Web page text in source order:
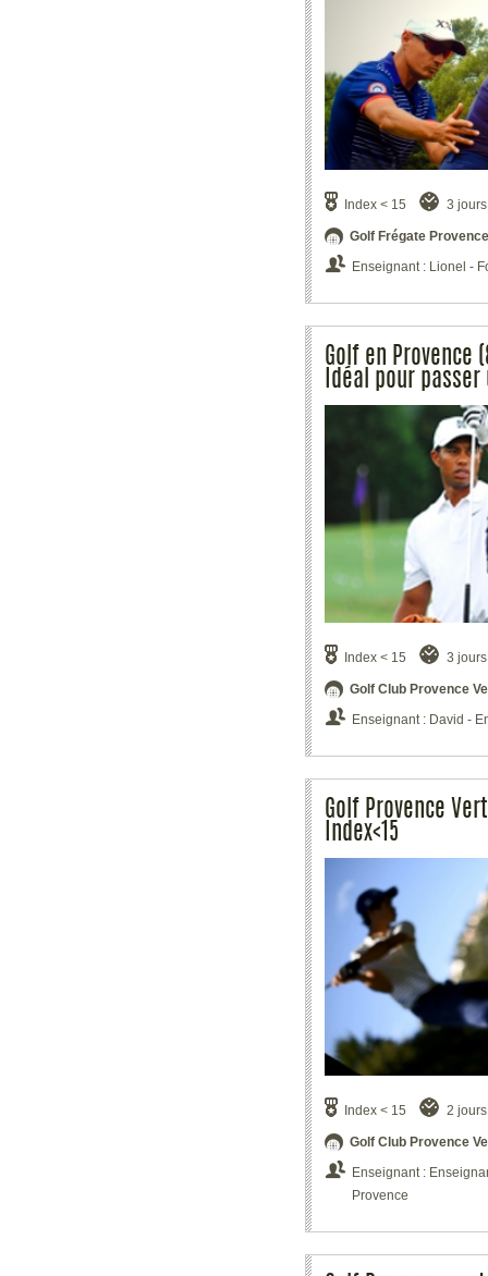
Index < 15 3 jours
Golf Frégate
Enseignant : Lionel -
Golf en Provence
Idéal pour passer
Index < 15 3 jours
Golf Club Provence
Enseignant : David -
Golf Provence
Index<15
Index < 15 2 jours
Golf Club Provence
Enseignant :
Provence